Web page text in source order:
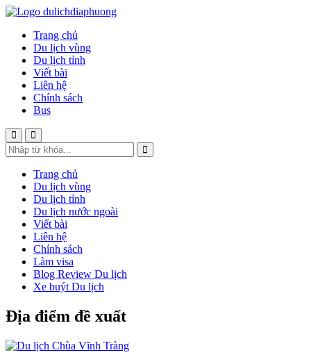
Trang chủ
Du lịch vùng
Du lịch tỉnh
Viết bài
Liên hệ
Chính sách
Bus
Trang chủ
Du lịch vùng
Du lịch tỉnh
Du lịch nước ngoài
Viết bài
Liên hệ
Chính sách
Làm visa
Blog Review Du lịch
Xe buýt Du lịch
Địa điểm đề xuất